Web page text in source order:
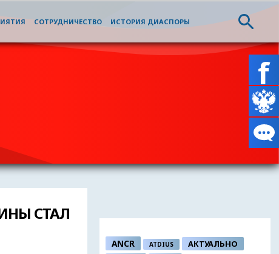
СОТРУДНИЧЕСТВО ИСТОРИЯ ДИАСПОРЫ
СТАЛ
ANCR ATDIUS АКТУАЛЬНО